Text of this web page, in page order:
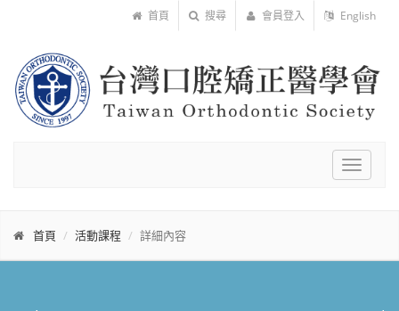
首頁 搜尋 會員登入 English
Toggle
首頁 活動課程 詳細內容